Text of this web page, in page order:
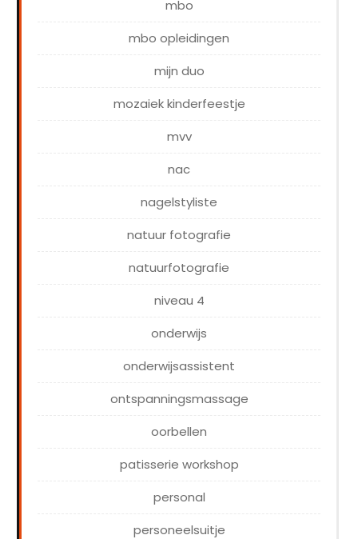
mbo
mbo opleidingen
mijn duo
mozaiek kinderfeestje
mvv
nac
nagelstyliste
natuur fotografie
natuurfotografie
niveau 4
onderwijs
onderwijsassistent
ontspanningsmassage
oorbellen
patisserie workshop
personal
personeelsuitje